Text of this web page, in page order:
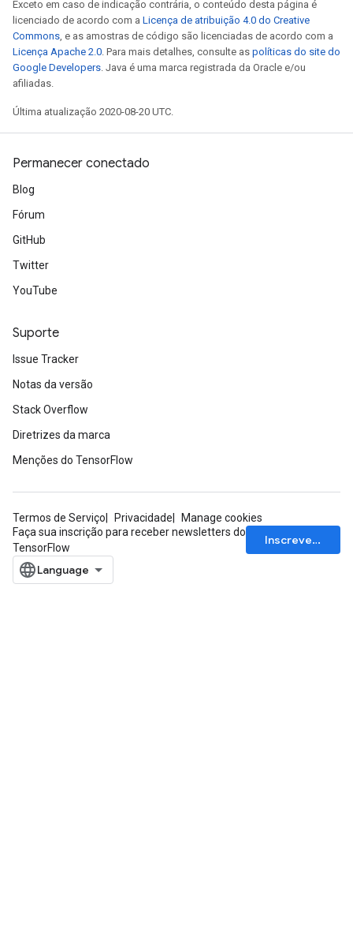
Exceto em caso de indicação contrária, o conteúdo desta página é
licenciado de acordo com a Licença de atribuição 4.0 do Creative
Commons, e as amostras de código são licenciadas de acordo com a
Licença Apache 2.0. Para mais detalhes, consulte as políticas do site do
Google Developers. Java é uma marca registrada da Oracle e/ou
afiliadas.
Última atualização 2020-08-20 UTC.
Permanecer conectado
Blog
Fórum
GitHub
Twitter
YouTube
Suporte
Issue Tracker
Notas da versão
Stack Overflow
Diretrizes da marca
Menções do TensorFlow
Termos de Serviço Privacidade
Manage cookies
Faça sua inscrição para receber newsletters do
TensorFlow
Inscrever-se